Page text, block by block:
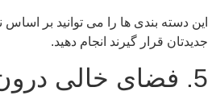
این دسته بندی ها را می توانید بر
جدیدتان قرار گیرند انجام دهید.
5. فضای خالی درون کارتن ها را پر کنید